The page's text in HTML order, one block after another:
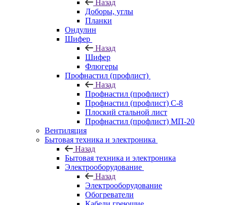
Назад
Доборы, углы
Планки
Ондулин
Шифер
Назад
Шифер
Флюгеры
Профнастил (профлист)
Назад
Профнастил (профлист)
Профнастил (профлист) С-8
Плоский стальной лист
Профнастил (профлист) МП-20
Вентиляция
Бытовая техника и электроника
Назад
Бытовая техника и электроника
Электрооборудование
Назад
Электрооборудование
Обогреватели